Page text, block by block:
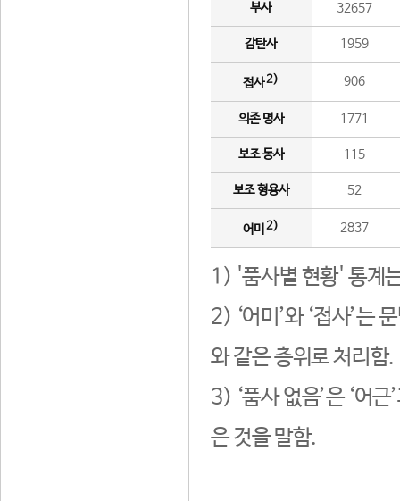
부사 32657
감탄사 1959
접사2) 906
의존 명사 1771
보조 동사 115
보조 형용사 52
어미 2) 2837
1) '품사별 현황' 통계
2) ‘어미’와 ‘접사’는
와 같은 층위로 처리함.
3) ‘품사 없음’은 ‘어
은 것을 말함.